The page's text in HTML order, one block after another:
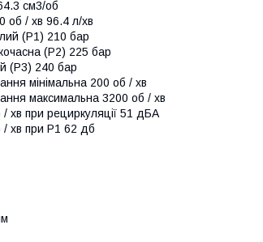
см3/об
об / хв 96.4 л/хв
(Р1) 210 бар
(Р2) 225 бар
(Р3) 240 бар
мінімальна 200 об / хв
максимальна 3200 об / хв
хв при рециркуляції 51 дБА
хв при P1 62 дб